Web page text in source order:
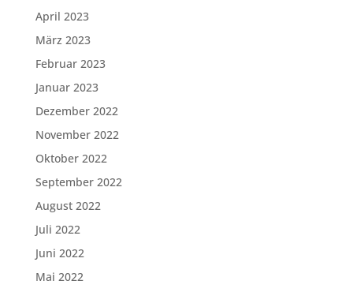
April 2023
März 2023
Februar 2023
Januar 2023
Dezember 2022
November 2022
Oktober 2022
September 2022
August 2022
Juli 2022
Juni 2022
Mai 2022